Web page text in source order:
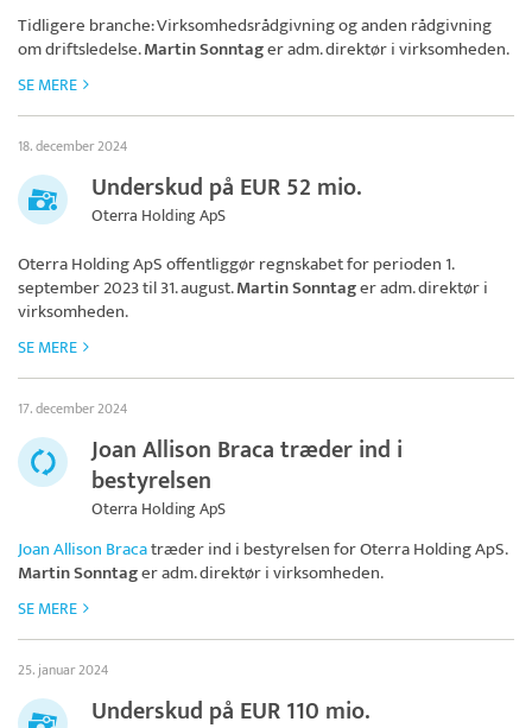
Tidligere branche: Virksomhedsrådgivning og anden rådgivning
om driftsledelse.Martin Sonntager adm. direktør i virksomheden.
SE MERE
18. december 2024
Underskud på EUR 52 mio.
Oterra Holding ApS
Oterra Holding ApSoffentliggør regnskabet for perioden 1.
september 2023 til 31. august.Martin Sonntager adm. direktør i
virksomheden.
SE MERE
17. december 2024
Joan Allison Braca træder ind i
bestyrelsen
Oterra Holding ApS
Joan Allison Bracatræder ind i bestyrelsen forOterra Holding ApS.
Martin Sonntager adm. direktør i virksomheden.
SE MERE
25. januar 2024
Underskud på EUR 110 mio.